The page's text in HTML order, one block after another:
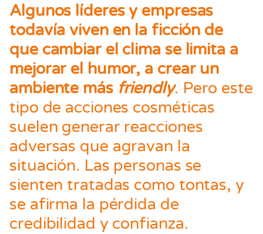
Algunos líderes y empresas
todavía viven en la ficción de
que cambiar el clima se limita a
mejorar el humor, a crear un
ambiente más friendly. Pero este
tipo de acciones cosméticas
suelen generar reacciones
adversas que agravan la
situación. Las personas se
sienten tratadas como tontas, y
se afirma la pérdida de
credibilidad y confianza.